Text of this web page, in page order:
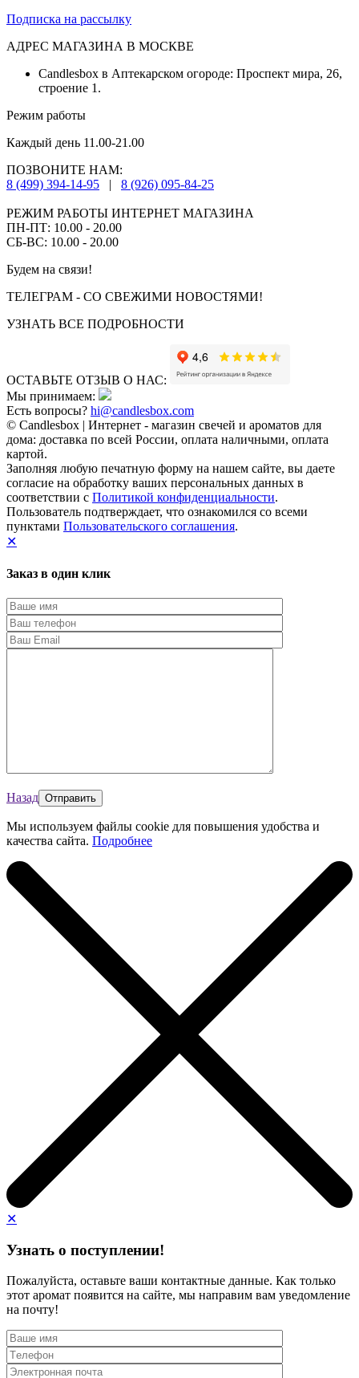
Подписка на рассылку
АДРЕС МАГАЗИНА В МОСКВЕ
Candlesbox в Аптекарском огороде: Проспект мира, 26,
строение 1.
Режим работы
Каждый день 11.00-21.00
ПОЗВОНИТЕ НАМ:
8 (499) 394-14-95
| 8 (926) 095-84-25
РЕЖИМ РАБОТЫ ИНТЕРНЕТ МАГАЗИНА
ПН-ПТ: 10.00 - 20.00
СБ-ВС: 10.00 - 20.00
Будем на связи!
ТЕЛЕГРАМ - СО СВЕЖИМИ НОВОСТЯМИ!
УЗНАТЬ ВСЕ ПОДРОБНОСТИ
ОСТАВЬТЕ ОТЗЫВ О НАС:
Мы принимаем:
Есть вопросы? hi@candlesbox.com
© Candlesbox | Интернет - магазин свечей и ароматов для
дома: доставка по всей России, оплата наличными, оплата
картой.
Заполняя любую печатную форму на нашем сайте, вы даете
согласие на обработку ваших персональных данных в
соответствии с Политикой конфиденциальности.
Пользователь подтверждает, что ознакомился со всеми
пунктами Пользовательского соглашения.
✕
Заказ в один клик
Назад
Мы используем файлы cookie для повышения удобства и
качества сайта. Подробнее
✕
Узнать о поступлении!
Пожалуйста, оставьте ваши контактные данные. Как только
этот аромат появится на сайте, мы направим вам уведомление
на почту!